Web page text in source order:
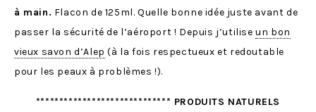
à main. Flacon de 125ml. Quelle bonne idée juste avant de
passer la sécurité de l’aéroport ! Depuis j’utiliseun bon
vieux savon d’Alep (à la fois respectueux et redoutable
pour les peaux à problèmes !).
***************************** PRODUITS NATURELS